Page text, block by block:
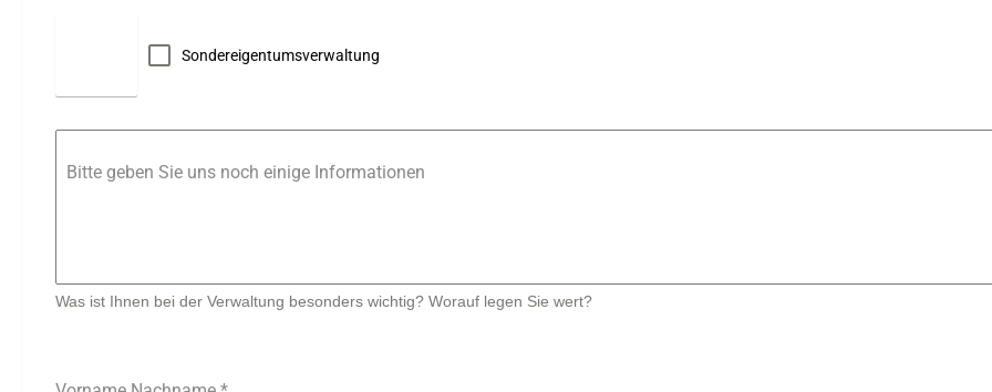
Sondereigentumsverwaltung
Bitte geben Sie uns noch einige Informationen
Was ist Ihnen bei der Verwaltung besonders wichtig? Worauf legen Sie wert?